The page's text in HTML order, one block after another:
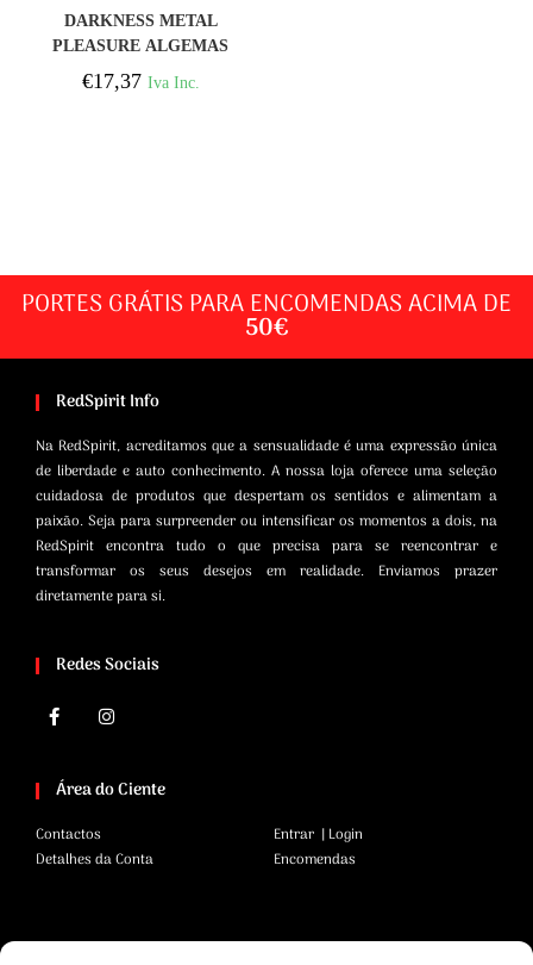
DARKNESS METAL
PLEASURE ALGEMAS
€17,37 Iva Inc.
PORTES GRÁTIS PARA ENCOMENDAS ACIMA DE
50€
RedSpirit Info
Na RedSpirit, acreditamos que a sensualidade é uma expressão única
de liberdade e auto conhecimento. A nossa loja oferece uma seleção
cuidadosa de produtos que despertam os sentidos e alimentam a
paixão. Seja para surpreender ou intensificar os momentos a dois, na
RedSpirit encontra tudo o que precisa para se reencontrar e
transformar os seus desejos em realidade. Enviamos prazer
diretamente para si.
Redes Sociais
Área do Ciente
Contactos
Detalhes da Conta
Entrar | Login
Encomendas